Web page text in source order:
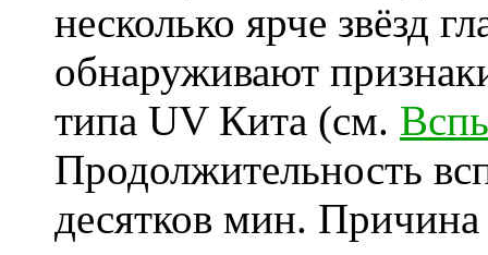
несколько ярче звёзд
обнаруживают
типа UV Кита (см.
Продолжительность
десятков мин.